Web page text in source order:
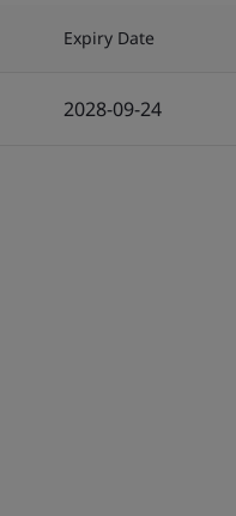
Expiry Date
2028-09-24